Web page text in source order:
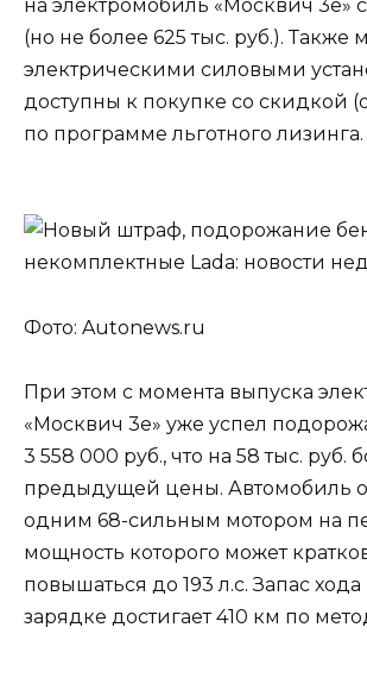
на электромобиль «Москвич 3е»
(но не более 625 тыс. руб.). Также
электрическими силовыми
доступны к покупке со скидкой
по программе льготного лизинга.
Фото: Autonews.ru
При этом с момента выпуска
«Москвич 3е» уже успел
3 558 000 руб., что на 58 тыс. руб.
предыдущей цены. Автомобиль
одним 68-сильным мотором на
мощность которого может
повышаться до 193 л.с. Запас
зарядке достигает 410 км по